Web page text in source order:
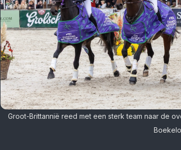
Groot-Brittannië reed met een sterk team naar de